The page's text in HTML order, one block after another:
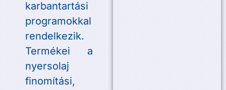
karbantartási
programokkal
rendelkezik.
Termékei a
nyersolaj
finomítási,